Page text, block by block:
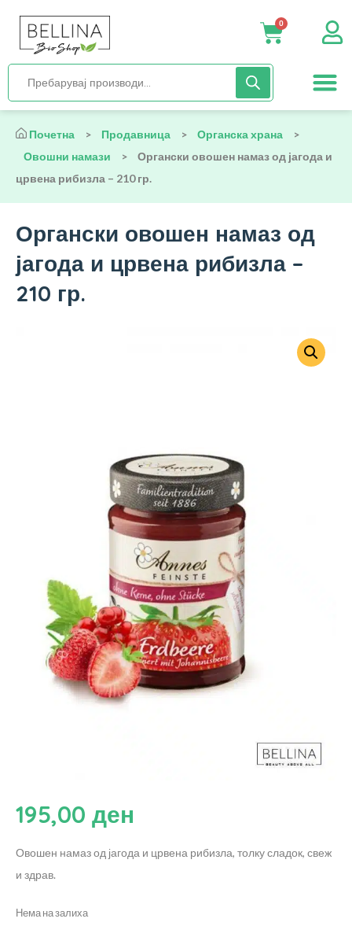
0
Почетна > Продавница > Органска храна
>
Овошни намази
>
Органски овошен намаз од јагода и
црвена рибизла – 210 гр.
Органски овошен намаз од
јагода и црвена рибизла –
210 гр.
195,00 ден
Овошен намаз од јагода и црвена рибизла, толку сладок, свеж
и здрав.
Нема на залиха